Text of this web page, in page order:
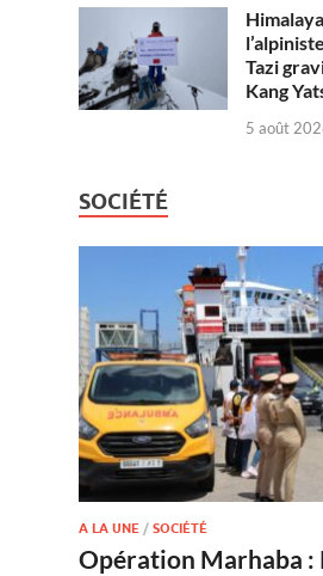
Tazi
Kang
5 août
SOCIÉTÉ
A LA UNE /SOCIÉTÉ
Opération Marhaba :